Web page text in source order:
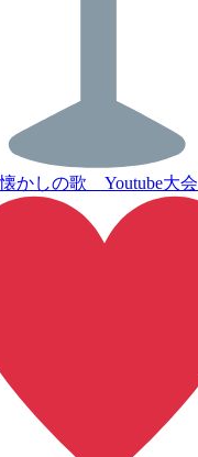
かしの歌 Youtube大会